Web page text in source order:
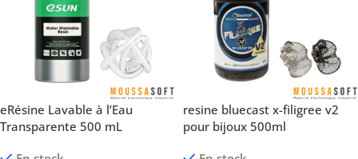
eRésine Lavable à l’Eau
Transparente 500 mL
resine bluecast x-filigree v2
pour bijoux 500ml